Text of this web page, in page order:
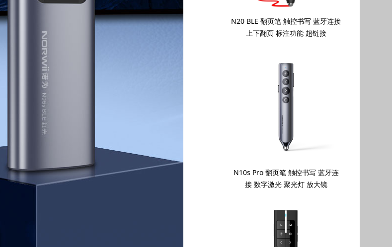
N20 BLE 翻页笔 触控书写 蓝牙连接
上下翻页 标注功能 超链接
N10s Pro 翻页笔 触控书写 蓝牙连
接 数字激光 聚光灯 放大镜